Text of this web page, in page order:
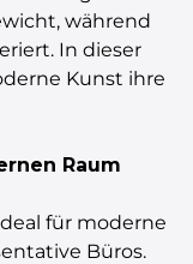
während
In dieser
Kunst ihre
Raum
für moderne
Büros.